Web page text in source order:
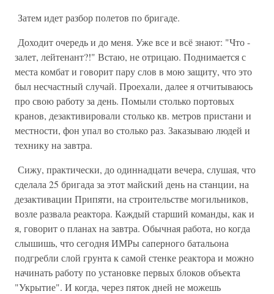
Затем идет разбор полетов по бригаде.
Доходит очередь и до меня. Уже все и всё знают: "Что -
залет, лейтенант?!" Встаю, не отрицаю. Поднимается с
места комбат и говорит пару слов в мою защиту, что это
был несчастный случай. Проехали, далее я отчитываюсь
про свою работу за день. Помыли столько портовых
кранов, дезактивировали столько кв. метров пристани и
местности, фон упал во столько раз. Заказываю людей и
технику на завтра.
Сижу, практически, до одиннадцати вечера, слушая, что
сделала 25 бригада за этот майский день на станции, на
дезактивации Припяти, на строительстве могильников,
возле развала реактора. Каждый старший команды, как и
я, говорит о планах на завтра. Обычная работа, но когда
слышишь, что сегодня ИМРы саперного батальона
подгребли слой грунта к самой стенке реактора и можно
начинать работу по установке первых блоков объекта
"Укрытие". И когда, через пяток дней не можешь